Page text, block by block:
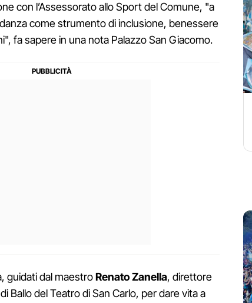
con l’Assessorato allo Sport del Comune, "a
come strumento di inclusione, benessere
fa sapere in una nota Palazzo San Giacomo.
guidati dal maestroRenato Zanella, direttore
Ballo del Teatro di San Carlo, per dare vita a